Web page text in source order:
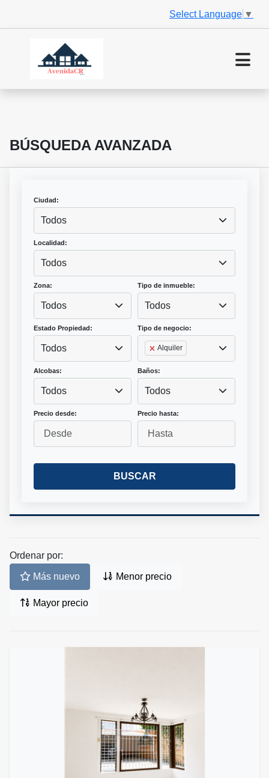
Select Language ▼
BÚSQUEDA AVANZADA
Ciudad:
Todos
Localidad:
Todos
Zona:
Todos
Tipo de inmueble:
Todos
Estado Propiedad:
Todos
Tipo de negocio:
Alquiler
Alcobas:
Todos
Baños:
Todos
Precio desde: Precio hasta:
BUSCAR
Ordenar por:
Más nuevo Menor precio
Mayor precio